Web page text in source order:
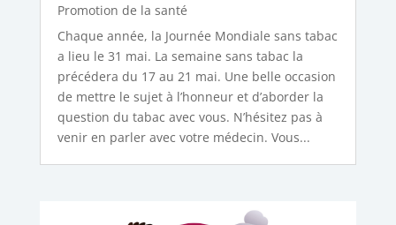
Promotion de la santé
Chaque année, la Journée Mondiale sans tabac
a lieu le 31 mai. La semaine sans tabac la
précédera du 17 au 21 mai. Une belle occasion
de mettre le sujet à l’honneur et d’aborder la
question du tabac avec vous. N’hésitez pas à
venir en parler avec votre médecin. Vous...